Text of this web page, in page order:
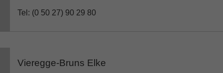
Tel: (0 50 27) 90 29 80
Vieregge-Bruns Elke